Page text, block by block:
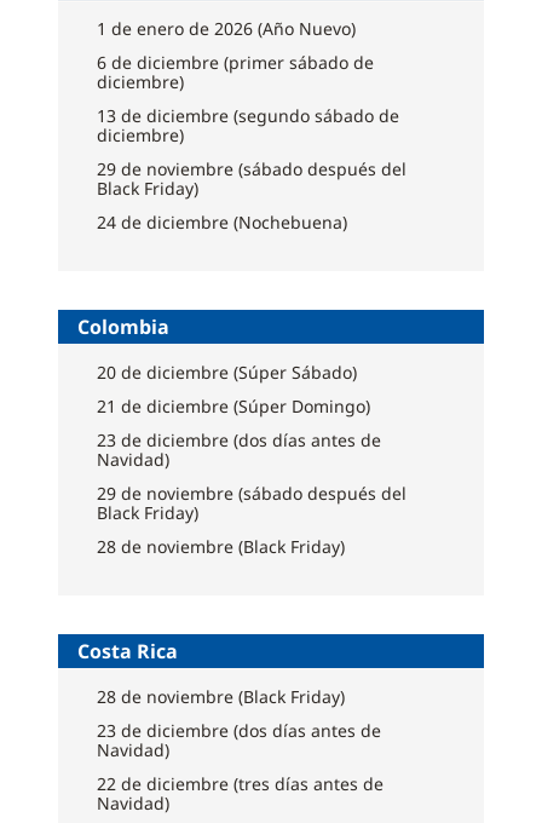
1 de enero de 2026 (Año Nuevo)
6 de diciembre (primer sábado de
diciembre)
13 de diciembre (segundo sábado de
diciembre)
29 de noviembre (sábado después del
Black Friday)
24 de diciembre (Nochebuena)
Colombia
20 de diciembre (Súper Sábado)
21 de diciembre (Súper Domingo)
23 de diciembre (dos días antes de
Navidad)
29 de noviembre (sábado después del
Black Friday)
28 de noviembre (Black Friday)
Costa Rica
28 de noviembre (Black Friday)
23 de diciembre (dos días antes de
Navidad)
22 de diciembre (tres días antes de
Navidad)